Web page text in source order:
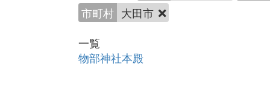
市町村 大田市
一覧
物部神社本殿